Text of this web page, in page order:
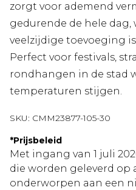
zorgt voor ademend
gedurende de hele
veelzijdige toevoeging
Perfect voor festivals,
rondhangen in de stad
temperaturen stijgen.
SKU: CMM23877-105-30
*Prijsbeleid
Met ingang van 1 juli
die worden geleverd op
onderworpen aan een